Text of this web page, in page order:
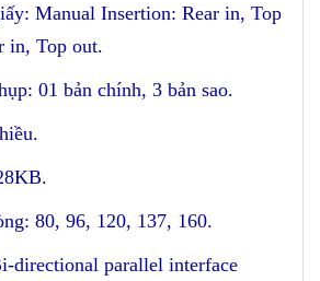
Manual Insertion: Rear in, Top
in, Top out.
01 bản chính, 3 bản sao.
80, 96, 120, 137, 160.
directional parallel interface